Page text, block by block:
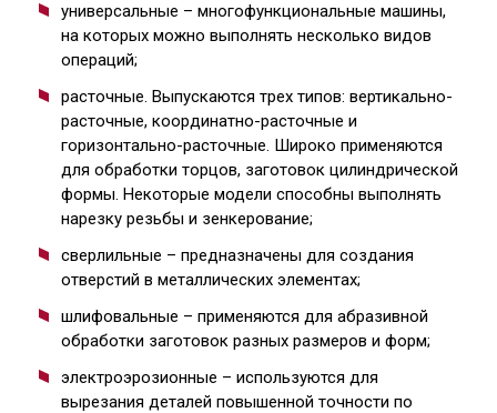
универсальные – многофункциональные машины,
на которых можно выполнять несколько видов
операций;
расточные. Выпускаются трех типов: вертикально-
расточные, координатно-расточные и
горизонтально-расточные. Широко применяются
для обработки торцов, заготовок цилиндрической
формы. Некоторые модели способны выполнять
нарезку резьбы и зенкерование;
сверлильные – предназначены для создания
отверстий в металлических элементах;
шлифовальные – применяются для абразивной
обработки заготовок разных размеров и форм;
электроэрозионные – используются для
вырезания деталей повышенной точности по